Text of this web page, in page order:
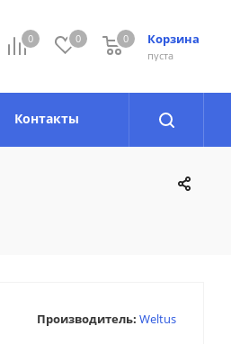
0 0 Корзина
0
пуста
0
Контакты
Производитель: Weltus